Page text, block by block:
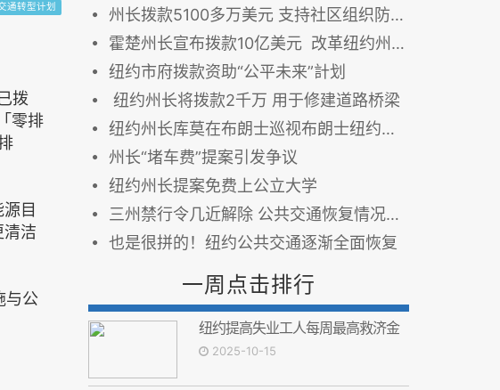
通转型计划
拨
零排
目
洁
与公
州长拨款5100多万美元 支持社区组织防止仇恨犯罪
霍楚州长宣布拨款10亿美元 改革纽约州的精神卫生保健
纽约市府拨款资助“公平未来”計划
纽约州长将拨款2千万 用于修建道路桥梁
纽约州长库莫在布朗士巡视布朗士纽约市政府楼
州长“堵车费”提案引发争议
纽约州长提案免费上公立大学
三州禁行令几近解除 公共交通恢复情况一览
也是很拼的！纽约公共交通逐渐全面恢复
一周点击排行
纽约提高失业工人每周最高救济金
2025-10-15